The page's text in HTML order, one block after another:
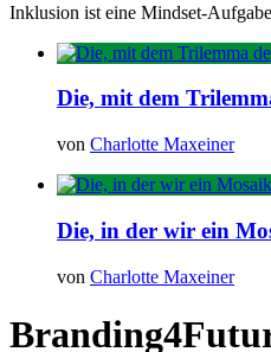
Inklusion ist eine Mindset-
Die, mit dem
von Charlotte Maxeiner
Die, in der wir ein
von Charlotte Maxeiner